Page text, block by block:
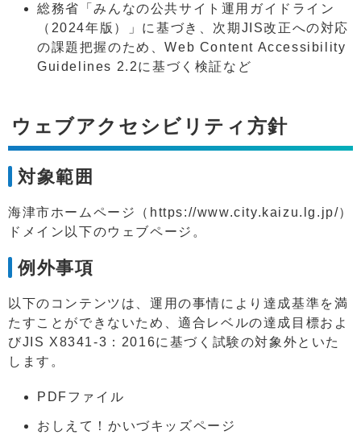
総務省「みんなの公共サイト運用ガイドライン
（2024年版）」に基づき、次期JIS改正への対応
の課題把握のため、Web Content Accessibility
Guidelines 2.2に基づく検証など
ウェブアクセシビリティ方針
対象範囲
海津市ホームページ（https://www.city.kaizu.lg.jp/）
ドメイン以下のウェブページ。
例外事項
以下のコンテンツは、運用の事情により達成基準を満
たすことができないため、適合レベルの達成目標およ
びJIS X8341-3：2016に基づく試験の対象外といた
します。
PDFファイル
おしえて！かいづキッズページ